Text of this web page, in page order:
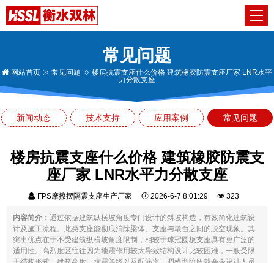
常见问题
网站首页 常见问题
楼房抗震支座什么价格 建筑橡胶防震支座厂家 LNR水平
力分散支座
新闻动态 技术支持 应用案例 常见问题
楼房抗震支座什么价格 建筑橡胶防震支
座厂家 LNR水平力分散支座
FPS摩擦摆隔震支座生产厂家 2026-6-7 8:01:29 323
内容简介：通过依据建筑纵横坡角度专门设计的斜坡构造，有效简化建筑设
计及施工流程。此类支座能彻底消除梁体、支座与墩台之间的脱空现象。其
突出优点在于不受建筑纵横坡角度限制，相较于球冠圆板支座具有更广泛的
适用性。高烈度区往往因为地震作用较大导致结构设计比较困难，一般受限